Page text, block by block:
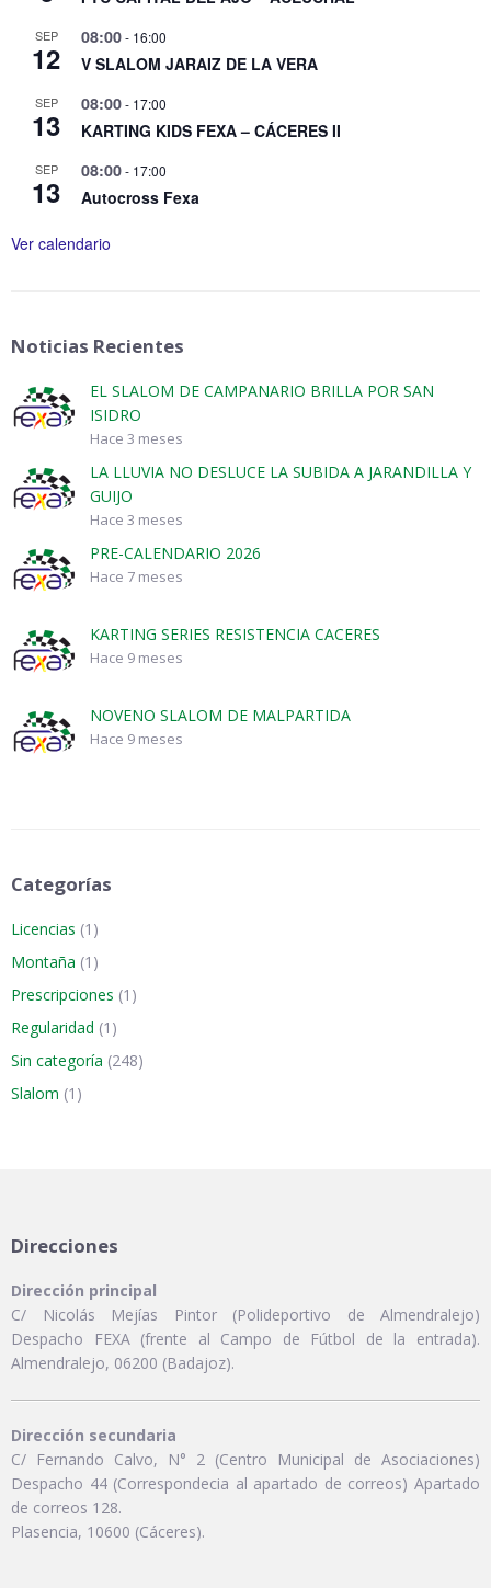
SEP
12
08:00- 16:00
V SLALOM JARAIZ DE LA VERA
SEP
13
08:00- 17:00
KARTING KIDS FEXA – CÁCERES II
SEP
13
08:00- 17:00
Autocross Fexa
Ver calendario
Noticias Recientes
EL SLALOM DE CAMPANARIO BRILLA POR SAN
ISIDRO
Hace 3 meses
LA LLUVIA NO DESLUCE LA SUBIDA A JARANDILLA Y
GUIJO
Hace 3 meses
PRE-CALENDARIO 2026
Hace 7 meses
KARTING SERIES RESISTENCIA CACERES
Hace 9 meses
NOVENO SLALOM DE MALPARTIDA
Hace 9 meses
Categorías
Licencias (1)
Montaña (1)
Prescripciones (1)
Regularidad (1)
Sin categoría (248)
Slalom (1)
Direcciones
Dirección principal
C/ Nicolás Mejías Pintor (Polideportivo de Almendralejo)
Despacho FEXA (frente al Campo de Fútbol de la entrada).
Almendralejo, 06200 (Badajoz).
Dirección secundaria
C/ Fernando Calvo, N° 2 (Centro Municipal de Asociaciones)
Despacho 44 (Correspondecia al apartado de correos) Apartado
de correos 128.
Plasencia, 10600 (Cáceres).